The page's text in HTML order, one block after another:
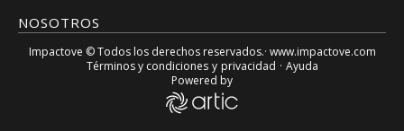
NOSOTROS
Impactove © Todos los derechos reservados.· www.impactove.com
Términos y condiciones y privacidad · Ayuda
Powered by